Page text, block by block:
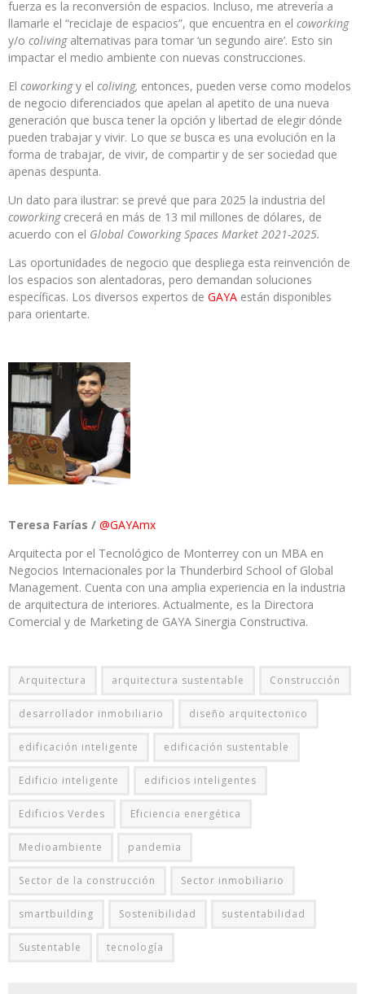
fuerza es la reconversión de espacios. Incluso, me atrevería a
llamarle el “reciclaje de espacios”, que encuentra en el coworking
y/o colivingalternativas para tomar ‘un segundo aire’. Esto sin
impactar el medio ambiente con nuevas construcciones.
El coworkingy el coliving, entonces, pueden verse como modelos
de negocio diferenciados que apelan al apetito de una nueva
generación que busca tener la opción y libertad de elegir dónde
pueden trabajar y vivir. Lo que se busca es una evolución en la
forma de trabajar, de vivir, de compartir y de ser sociedad que
apenas despunta.
Un dato para ilustrar: se prevé que para 2025 la industria del
coworkingcrecerá en más de 13 mil millones de dólares, de
acuerdo con el Global Coworking Spaces Market 2021-2025.
Las oportunidades de negocio que despliega esta reinvención de
los espacios son alentadoras, pero demandan soluciones
específicas. Los diversos expertos de GAYA están disponibles
para orientarte.
Teresa Farías / @GAYAmx
Arquitecta por el Tecnológico de Monterrey con un MBA en
Negocios Internacionales por la Thunderbird School of Global
Management. Cuenta con una amplia experiencia en la industria
de arquitectura de interiores. Actualmente, es la Directora
Comercial y de Marketing de GAYA Sinergia Constructiva.
Arquitectura arquitectura sustentable Construcción
desarrollador inmobiliario diseño arquitectonico
edificación inteligente edificación sustentable
Edificio inteligente edificios inteligentes
Edificios Verdes Eficiencia energética
Medioambiente pandemia
Sector de la construcción Sector inmobiliario
smartbuilding Sostenibilidad sustentabilidad
Sustentable tecnología